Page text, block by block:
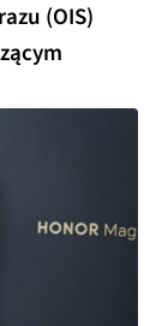
75,30%
(OIS)